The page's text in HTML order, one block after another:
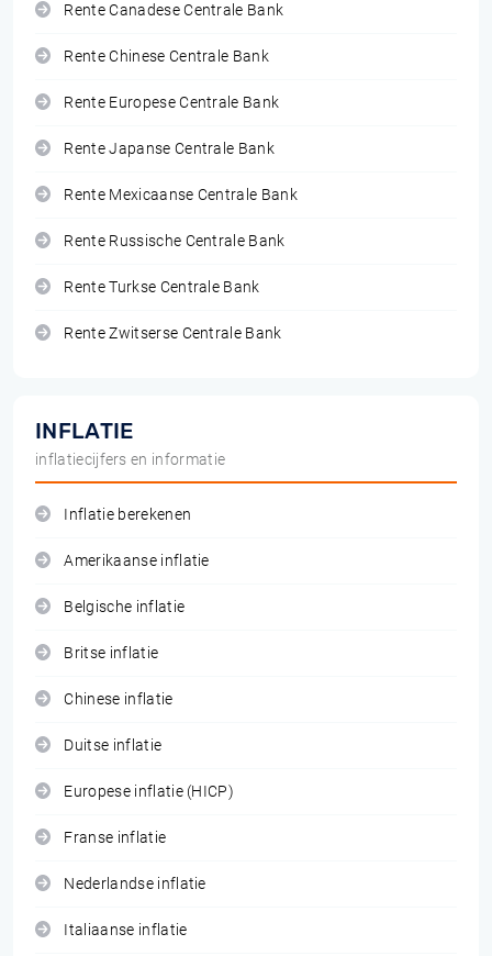
Rente Canadese Centrale Bank
Rente Chinese Centrale Bank
Rente Europese Centrale Bank
Rente Japanse Centrale Bank
Rente Mexicaanse Centrale Bank
Rente Russische Centrale Bank
Rente Turkse Centrale Bank
Rente Zwitserse Centrale Bank
INFLATIE
inflatiecijfers en informatie
Inflatie berekenen
Amerikaanse inflatie
Belgische inflatie
Britse inflatie
Chinese inflatie
Duitse inflatie
Europese inflatie (HICP)
Franse inflatie
Nederlandse inflatie
Italiaanse inflatie